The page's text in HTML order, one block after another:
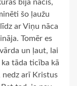
bija nācis,
šo ļaužu
ar Viņu nāca
Tomēr es
un ļaut, lai
tāda ticība kā
nedz arī Kristus